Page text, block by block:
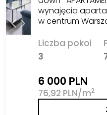
wynajęcia
w centrum
Liczba pokoi
3
6 000 PLN
76,92 PLN/m2